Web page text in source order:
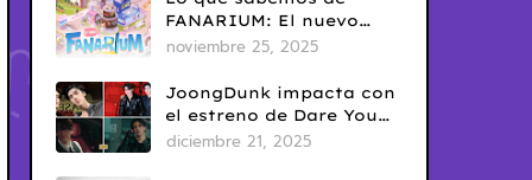
FANARIUM: El nuevo
juego para celular de
noviembre 25, 2025
JoongDunk impacta con
el estreno de Dare You
To Death
diciembre 21, 2025